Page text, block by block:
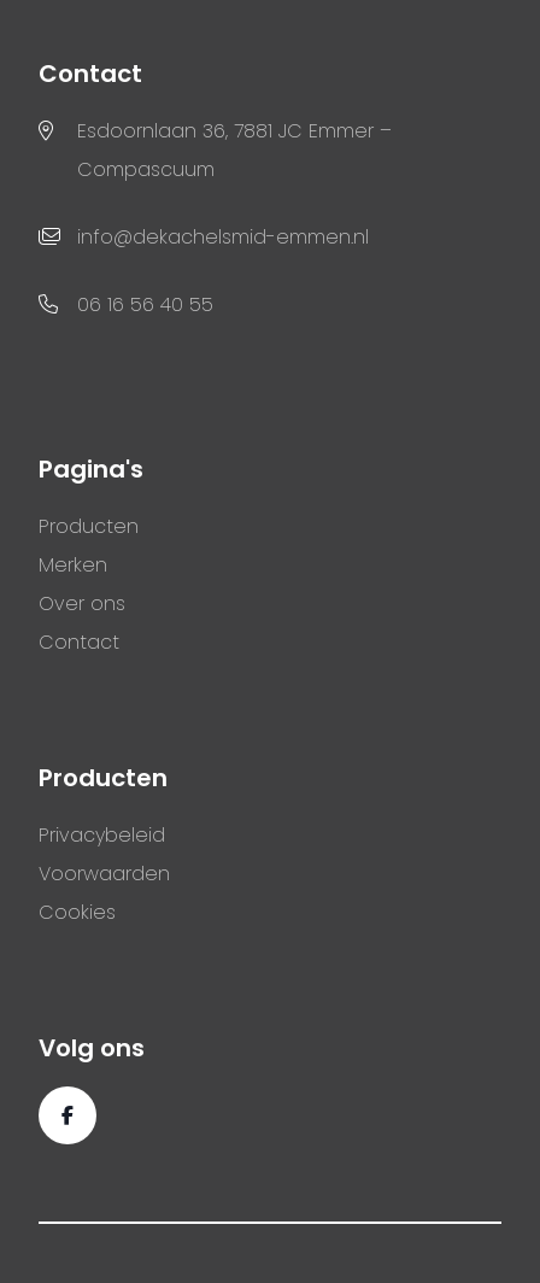
Contact
Esdoornlaan 36, 7881 JC Emmer –
Compascuum
info@dekachelsmid-emmen.nl
06 16 56 40 55
Pagina's
Producten
Merken
Over ons
Contact
Producten
Privacybeleid
Voorwaarden
Cookies
Volg ons